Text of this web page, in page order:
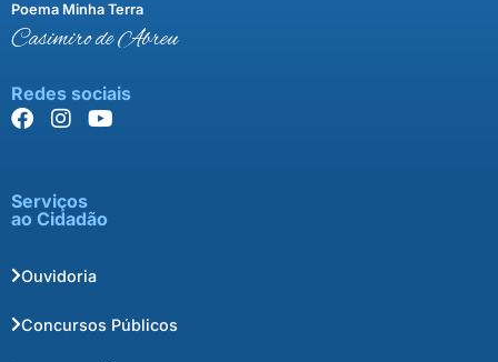
Poema Minha Terra
Casimiro de Abreu
Redes sociais
Serviços
ao Cidadão
Ouvidoria
Concursos Públicos